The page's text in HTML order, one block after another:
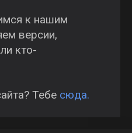
к нашим
версии,
кто-
Тебе сюда.